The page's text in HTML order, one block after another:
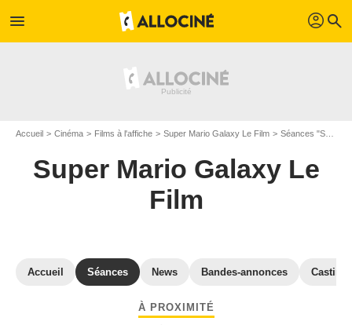
menu profil search
Accueil Cinéma Films à l'affiche Super Mario Galaxy Le Film Séances "Super Mario Galaxy Le Film" Seine-Saint-Denis
Super Mario Galaxy Le
Film
Accueil Séances News Bandes-annonces Casting
À PROXIMITÉ